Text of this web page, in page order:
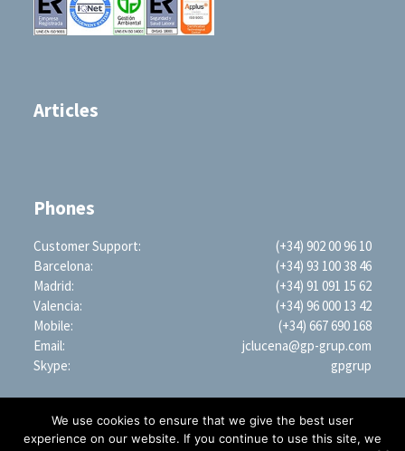
Articles
Phones
Customer Support:
(+34) 902 00 96 10
Barcelona:
(+34) 93 100 38 46
Madrid:
(+34) 91 091 15 62
Valencia:
(+34) 96 000 13 42
Mobile:
(+34) 667 690 168
Email:
jclucena@gp-grup.com
Skype:
gpgrup
We use cookies to ensure that we give the best user
experience on our website. If you continue to use this site, we